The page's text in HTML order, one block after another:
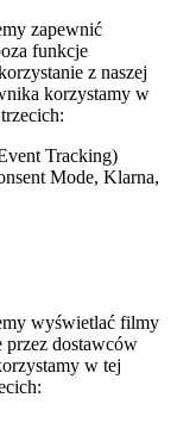
zapewnić
funkcje
z naszej
korzystamy w
Tracking)
Mode, Klarna,
wyświetlać filmy
przez dostawców
w tej